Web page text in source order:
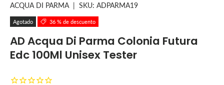
ACQUA DI PARMA | SKU: ADPARMA19
Agotado 36 % de descuento
AD Acqua Di Parma Colonia Futura
Edc 100Ml Unisex Tester